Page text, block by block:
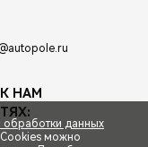
НАМ
обработки данных
Cookies можно